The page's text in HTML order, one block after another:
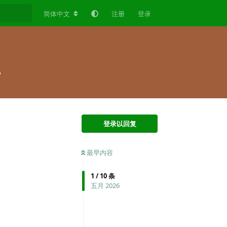
简体中文 注册 登录
登录以回复
最早内容
1 /10条
五月 2026